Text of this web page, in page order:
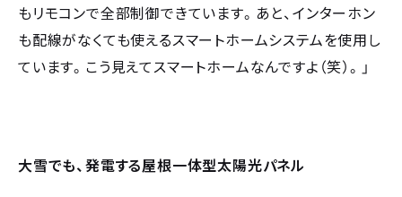
もリモコンで全部制御できています。あと、インターホン
も配線がなくても使えるスマートホームシステムを使用し
ています。こう見えてスマートホームなんですよ（笑）。」
大雪でも、発電する屋根一体型太陽光パネル